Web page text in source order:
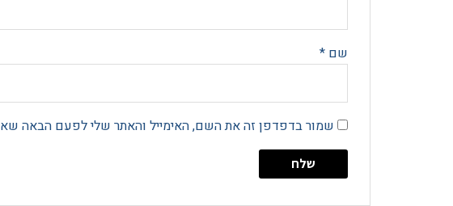
שם *
שמור בדפדפן זה את השם, האימייל והאתר שלי לפעם הבאה